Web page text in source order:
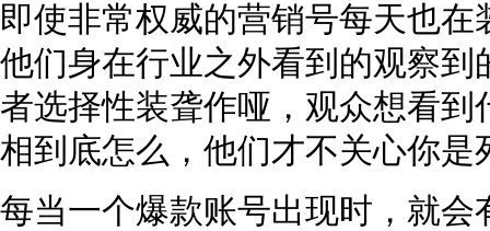
即使非常权威的营销号每天也
他们身在行业之外看到的观察
者选择性装聋作哑，观众想看
相到底怎么，他们才不关心你是
每当一个爆款账号出现时，就